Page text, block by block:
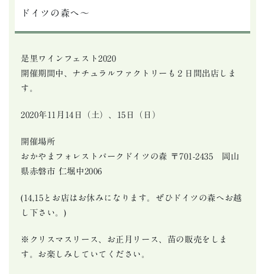
ドイツの森へ～
是里ワインフェスト2020
開催期間中、ナチュラルファクトリーも２日間出店しま
す。
2020年11月14日（土）、15日（日）
開催場所
おかやまフォレストパークドイツの森 〒701-2435 岡山
県赤磐市 仁堀中2006
(14,15とお店はお休みになります。ぜひドイツの森へお越
し下さい。)
※クリスマスリース、お正月リース、苗の販売をしま
す。お楽しみしていてください。